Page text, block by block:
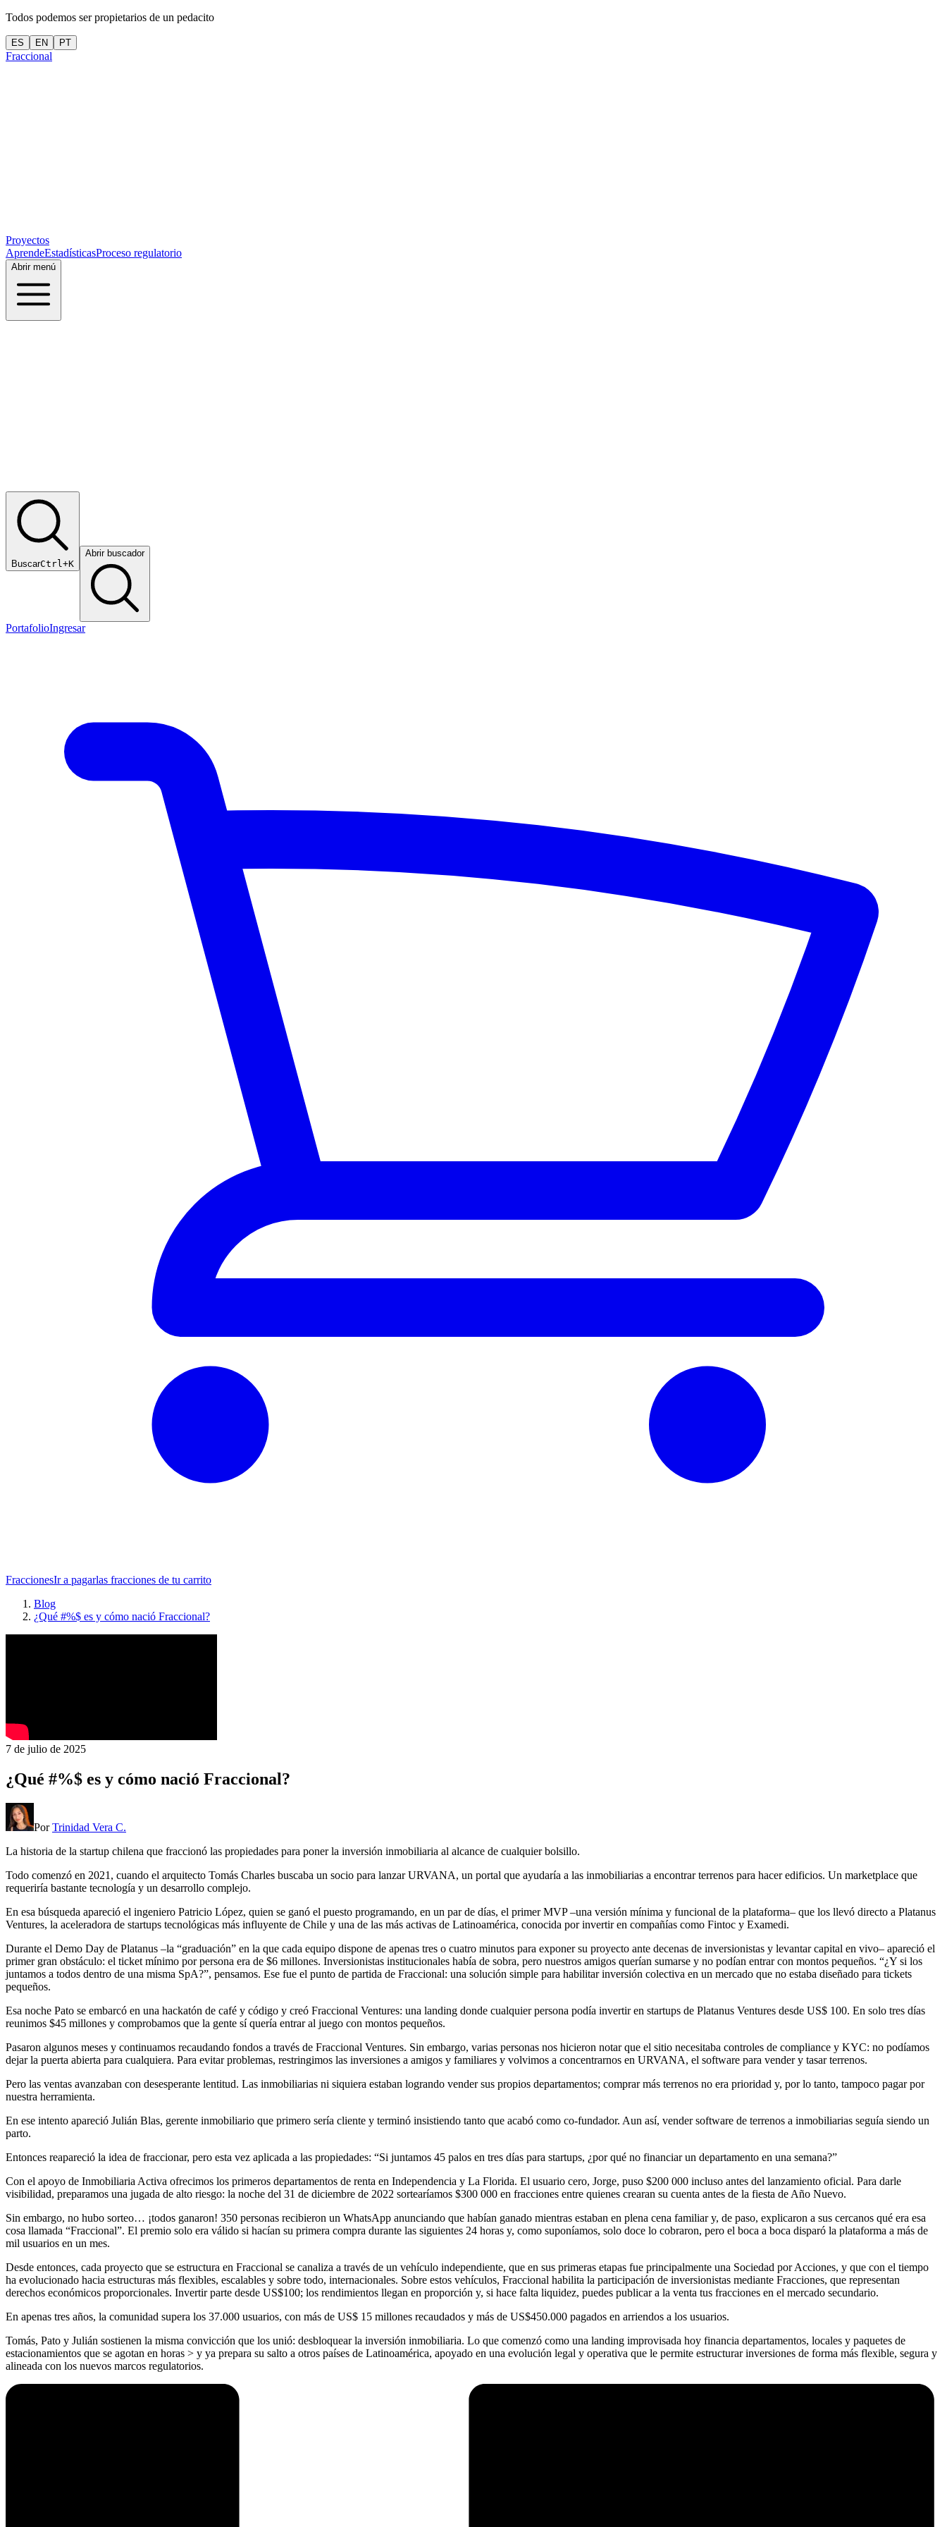
Todos podemos ser propietarios de un pedacito
ES EN PT
Fraccional
Proyectos
AprendeEstadísticasProceso regulatorio
Abrir menú
BuscarCtrl+K
Abrir buscador
PortafolioIngresar
FraccionesIr a pagarlas fracciones de tu carrito
Blog
¿Qué #%$ es y cómo nació Fraccional?
7 de julio de 2025
¿Qué #%$ es y cómo nació Fraccional?
Por Trinidad Vera C.
La historia de la startup chilena que fraccionó las propiedades para poner la inversión inmobiliaria al alcance de cualquier bolsillo.
Todo comenzó en 2021, cuando el arquitecto Tomás Charles buscaba un socio para lanzar URVANA, un portal que ayudaría a las inmobiliarias a encontrar terrenos para hacer edificios. Un marketplace que
requeriría bastante tecnología y un desarrollo complejo.
En esa búsqueda apareció el ingeniero Patricio López, quien se ganó el puesto programando, en un par de días, el primer MVP –una versión mínima y funcional de la plataforma– que los llevó directo a Platanus
Ventures, la aceleradora de startups tecnológicas más influyente de Chile y una de las más activas de Latinoamérica, conocida por invertir en compañías como Fintoc y Examedi.
Durante el Demo Day de Platanus –la “graduación” en la que cada equipo dispone de apenas tres o cuatro minutos para exponer su proyecto ante decenas de inversionistas y levantar capital en vivo– apareció el
primer gran obstáculo: el ticket mínimo por persona era de $6 millones. Inversionistas institucionales había de sobra, pero nuestros amigos querían sumarse y no podían entrar con montos pequeños. “¿Y si los
juntamos a todos dentro de una misma SpA?”, pensamos. Ese fue el punto de partida de Fraccional: una solución simple para habilitar inversión colectiva en un mercado que no estaba diseñado para tickets
pequeños.
Esa noche Pato se embarcó en una hackatón de café y código y creó Fraccional Ventures: una landing donde cualquier persona podía invertir en startups de Platanus Ventures desde US$ 100. En solo tres días
reunimos $45 millones y comprobamos que la gente sí quería entrar al juego con montos pequeños.
Pasaron algunos meses y continuamos recaudando fondos a través de Fraccional Ventures. Sin embargo, varias personas nos hicieron notar que el sitio necesitaba controles de compliance y KYC: no podíamos
dejar la puerta abierta para cualquiera. Para evitar problemas, restringimos las inversiones a amigos y familiares y volvimos a concentrarnos en URVANA, el software para vender y tasar terrenos.
Pero las ventas avanzaban con desesperante lentitud. Las inmobiliarias ni siquiera estaban logrando vender sus propios departamentos; comprar más terrenos no era prioridad y, por lo tanto, tampoco pagar por
nuestra herramienta.
En ese intento apareció Julián Blas, gerente inmobiliario que primero sería cliente y terminó insistiendo tanto que acabó como co-fundador. Aun así, vender software de terrenos a inmobiliarias seguía siendo un
parto.
Entonces reapareció la idea de fraccionar, pero esta vez aplicada a las propiedades: “Si juntamos 45 palos en tres días para startups, ¿por qué no financiar un departamento en una semana?”
Con el apoyo de Inmobiliaria Activa ofrecimos los primeros departamentos de renta en Independencia y La Florida. El usuario cero, Jorge, puso $200 000 incluso antes del lanzamiento oficial. Para darle
visibilidad, preparamos una jugada de alto riesgo: la noche del 31 de diciembre de 2022 sortearíamos $300 000 en fracciones entre quienes crearan su cuenta antes de la fiesta de Año Nuevo.
Sin embargo, no hubo sorteo… ¡todos ganaron! 350 personas recibieron un WhatsApp anunciando que habían ganado mientras estaban en plena cena familiar y, de paso, explicaron a sus cercanos qué era esa
cosa llamada “Fraccional”. El premio solo era válido si hacían su primera compra durante las siguientes 24 horas y, como suponíamos, solo doce lo cobraron, pero el boca a boca disparó la plataforma a más de
mil usuarios en un mes.
Desde entonces, cada proyecto que se estructura en Fraccional se canaliza a través de un vehículo independiente, que en sus primeras etapas fue principalmente una Sociedad por Acciones, y que con el tiempo
ha evolucionado hacia estructuras más flexibles, escalables y sobre todo, internacionales. Sobre estos vehículos, Fraccional habilita la participación de inversionistas mediante Fracciones, que representan
derechos económicos proporcionales. Invertir parte desde US$100; los rendimientos llegan en proporción y, si hace falta liquidez, puedes publicar a la venta tus fracciones en el mercado secundario.
En apenas tres años, la comunidad supera los 37.000 usuarios, con más de US$ 15 millones recaudados y más de US$450.000 pagados en arriendos a los usuarios.
Tomás, Pato y Julián sostienen la misma convicción que los unió: desbloquear la inversión inmobiliaria. Lo que comenzó como una landing improvisada hoy financia departamentos, locales y paquetes de
estacionamientos que se agotan en horas > y ya prepara su salto a otros países de Latinoamérica, apoyado en una evolución legal y operativa que le permite estructurar inversiones de forma más flexible, segura y
alineada con los nuevos marcos regulatorios.